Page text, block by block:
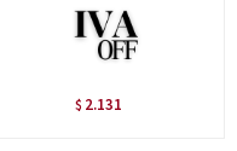
$ 2.131